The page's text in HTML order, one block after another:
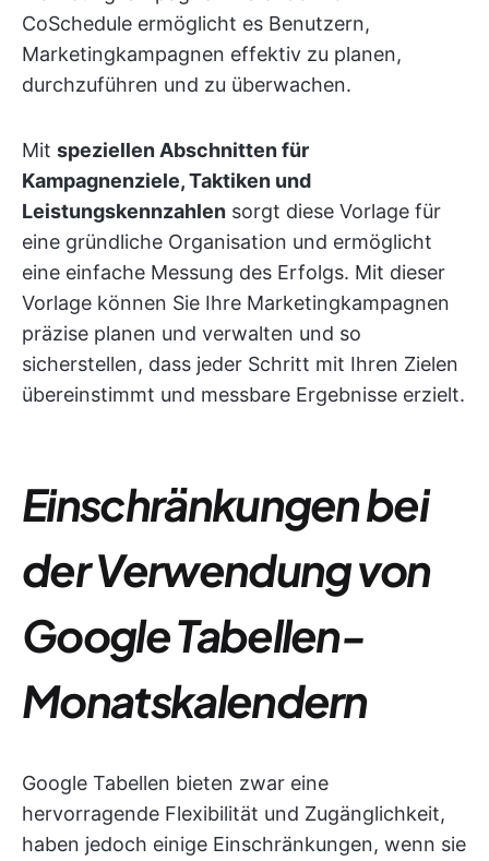
CoSchedule ermöglicht es Benutzern,
Marketingkampagnen effektiv zu planen,
durchzuführen und zu überwachen.
Mit speziellen Abschnitten für
Kampagnenziele, Taktiken und
Leistungskennzahlen sorgt diese Vorlage für
eine gründliche Organisation und ermöglicht
eine einfache Messung des Erfolgs. Mit dieser
Vorlage können Sie Ihre Marketingkampagnen
präzise planen und verwalten und so
sicherstellen, dass jeder Schritt mit Ihren Zielen
übereinstimmt und messbare Ergebnisse erzielt.
Einschränkungen bei
der Verwendung von
Google Tabellen-
Monatskalendern
Google Tabellen bieten zwar eine
hervorragende Flexibilität und Zugänglichkeit,
haben jedoch einige Einschränkungen, wenn sie